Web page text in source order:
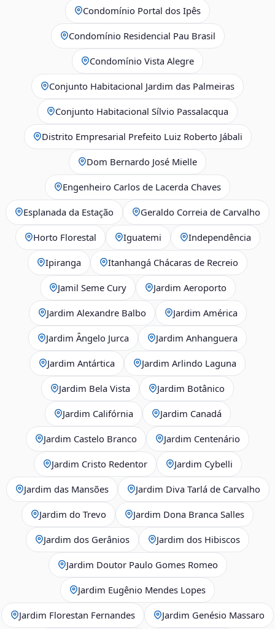
Condomínio Portal dos Ipês
Condomínio Residencial Pau Brasil
Condomínio Vista Alegre
Conjunto Habitacional Jardim das Palmeiras
Conjunto Habitacional Sílvio Passalacqua
Distrito Empresarial Prefeito Luiz Roberto Jábali
Dom Bernardo José Mielle
Engenheiro Carlos de Lacerda Chaves
Esplanada da Estação Geraldo Correia de Carvalho
Horto Florestal Iguatemi Independência
Ipiranga Itanhangá Chácaras de Recreio
Jamil Seme Cury Jardim Aeroporto
Jardim Alexandre Balbo Jardim América
Jardim Ângelo Jurca Jardim Anhanguera
Jardim Antártica Jardim Arlindo Laguna
Jardim Bela Vista Jardim Botânico
Jardim Califórnia Jardim Canadá
Jardim Castelo Branco Jardim Centenário
Jardim Cristo Redentor Jardim Cybelli
Jardim das Mansões Jardim Diva Tarlá de Carvalho
Jardim do Trevo Jardim Dona Branca Salles
Jardim dos Gerânios Jardim dos Hibiscos
Jardim Doutor Paulo Gomes Romeo
Jardim Eugênio Mendes Lopes
Jardim Florestan Fernandes Jardim Genésio Massaro